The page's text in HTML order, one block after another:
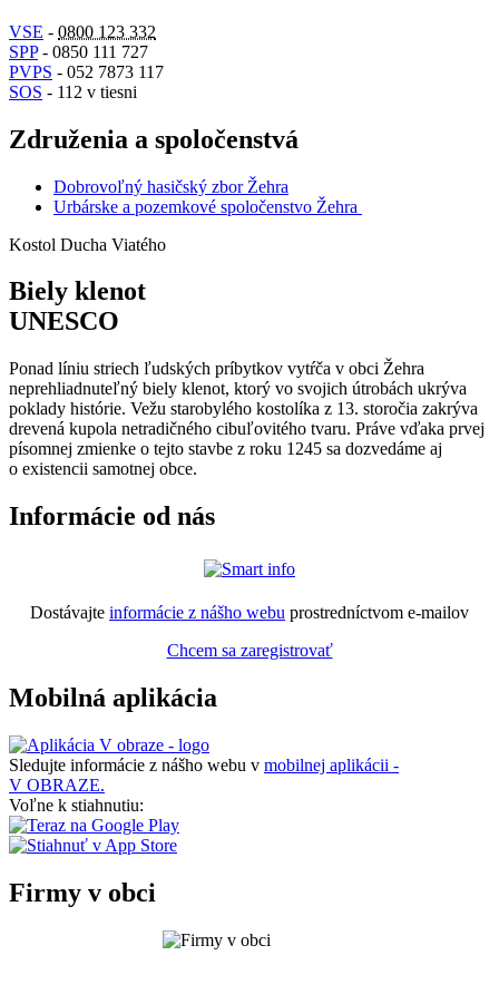
VSE - 0800 123 332
SPP- 0850 111 727
PVPS - 052 7873 117
SOS - 112 v tiesni
Združenia a spoločenstvá
Dobrovoľný hasičský zbor Žehra
Urbárske a pozemkové spoločenstvo Žehra
Kostol Ducha Viatého
Biely klenot
UNESCO
Ponad líniu striech ľudských príbytkov vytŕča v obci Žehra
neprehliadnuteľný biely klenot, ktorý vo svojich útrobách ukrýva
poklady histórie. Vežu starobylého kostolíka z 13. storočia zakrýva
drevená kupola netradičného cibuľovitého tvaru. Práve vďaka prvej
písomnej zmienke o tejto stavbe z roku 1245 sa dozvedáme aj
o existencii samotnej obce.
Informácie od nás
Dostávajte informácie z nášho webu prostredníctvom e-mailov
Chcem sa zaregistrovať
Mobilná aplikácia
Sledujte informácie z nášho webu v mobilnej aplikácii -
V OBRAZE.
Voľne k stiahnutiu:
Firmy v obci